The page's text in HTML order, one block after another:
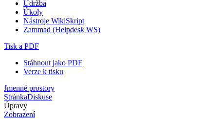
Údržba
Úkoly
Nástroje WikiSkript
Zammad (Helpdesk WS)
Tisk a PDF
Stáhnout jako PDF
Verze k tisku
Jmenné prostory
StránkaDiskuse
Úpravy
Zobrazení